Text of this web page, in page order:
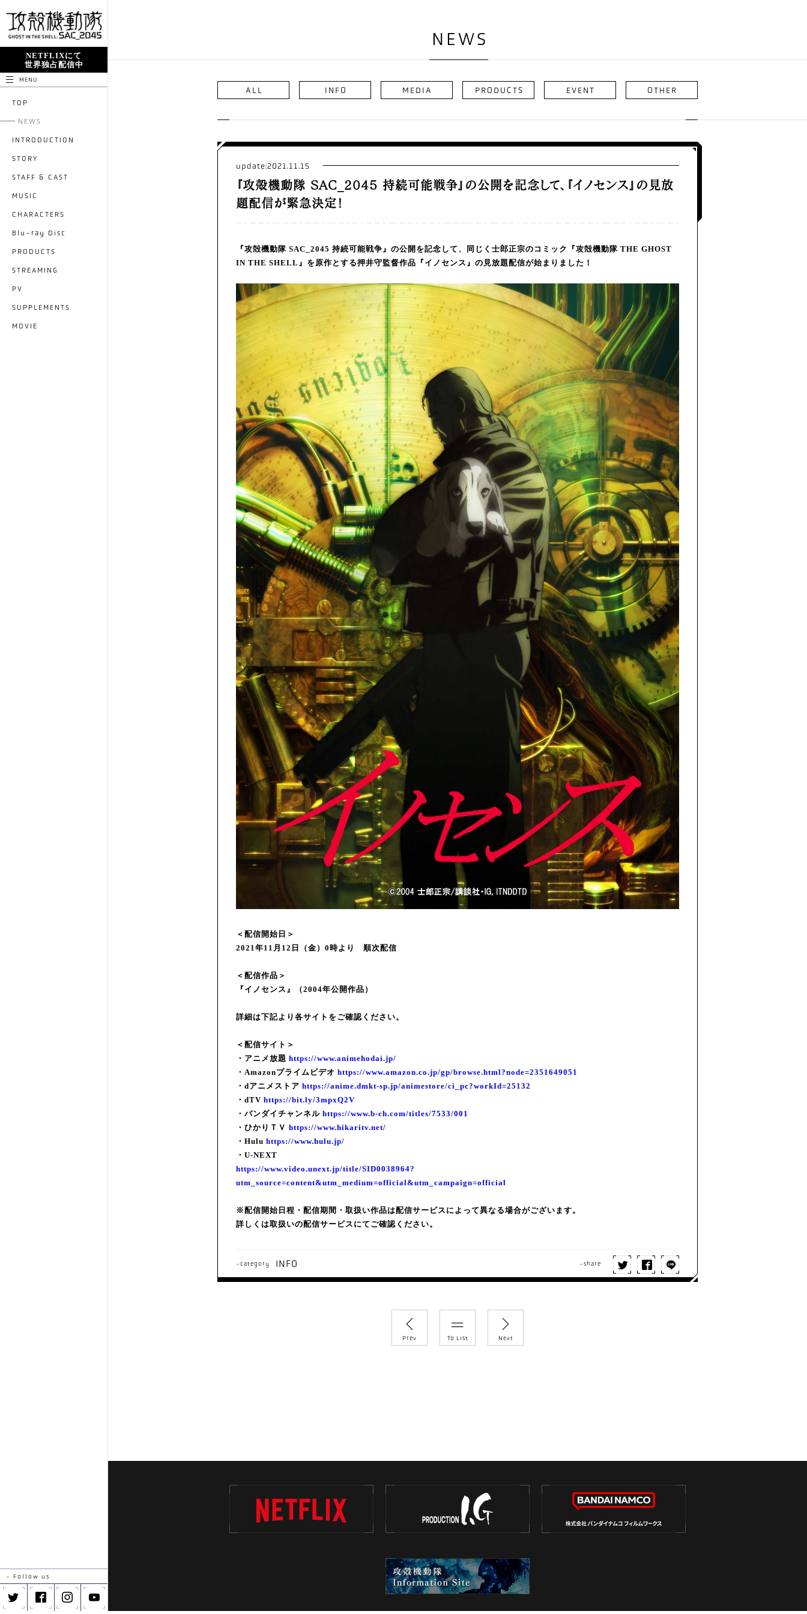
NETFLIXにて
世界独占配信中
MENU
TOP
NEWS
INTRODUCTION
STORY
STAFF & CAST
MUSIC
CHARACTERS
Blu-ray Disc
PRODUCTS
STREAMING
PV
SUPPLEMENTS
MOVIE
- Follow us
NEWS
ALL INFO MEDIA PRODUCTS EVENT OTHER
update:2021.11.15
『攻殻機動隊 SAC_2045 持続可能戦争』の公開を記念して、『イノセンス』の見放
題配信が緊急決定！
『攻殻機動隊 SAC_2045 持続可能戦争』の公開を記念して、同じく士郎正宗のコミック『攻殻機動隊 THE GHOST
IN THE SHELL』を原作とする押井守監督作品『イノセンス』の見放題配信が始まりました！
＜配信開始日＞
2021年11月12日（金）0時より 順次配信
＜配信作品＞
『イノセンス』（2004年公開作品）
詳細は下記より各サイトをご確認ください。
＜配信サイト＞
・アニメ放題 https://www.animehodai.jp/
・Amazonプライムビデオ https://www.amazon.co.jp/gp/browse.html?node=2351649051
・dアニメストア https://anime.dmkt-sp.jp/animestore/ci_pc?workId=25132
・dTV https://bit.ly/3mpxQ2V
・バンダイチャンネル https://www.b-ch.com/titles/7533/001
・ひかりＴＶ https://www.hikaritv.net/
・Hulu https://www.hulu.jp/
・U-NEXT
https://www.video.unext.jp/title/SID0038964?
utm_source=content&utm_medium=official&utm_campaign=official
※配信開始日程・配信期間・取扱い作品は配信サービスによって異なる場合がございます。
詳しくは取扱いの配信サービスにてご確認ください。
-category INFO -share
Prev To List Next